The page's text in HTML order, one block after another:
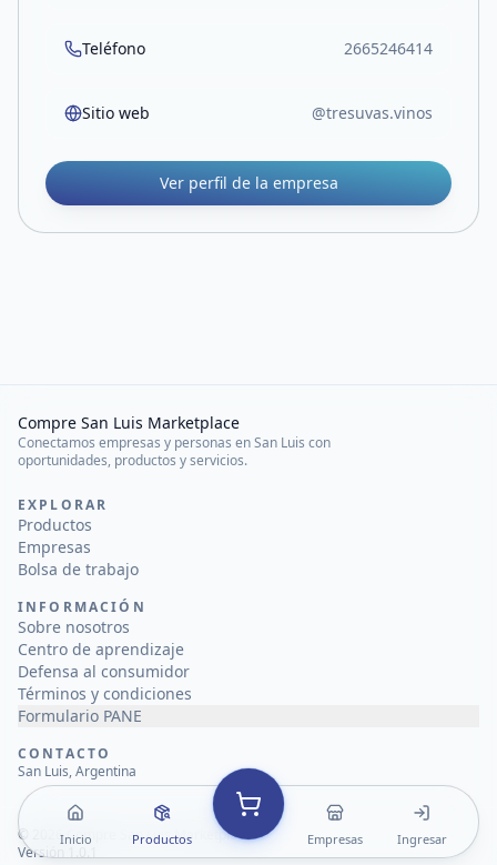
Teléfono 2665246414
Sitio web @tresuvas.vinos
Ver perfil de la empresa
Inicio Productos Empresas Ingresar
Compre San Luis Marketplace
Conectamos empresas y personas en San Luis con
oportunidades, productos y servicios.
EXPLORAR
Productos
Empresas
Bolsa de trabajo
INFORMACIÓN
Sobre nosotros
Centro de aprendizaje
Defensa al consumidor
Términos y condiciones
Formulario PANE
CONTACTO
San Luis, Argentina
© 2026Compre San Luis Marketplace
Versión 1.0.1